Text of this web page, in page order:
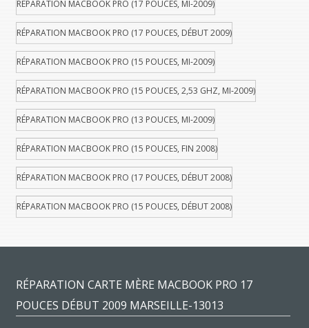
RÉPARATION MACBOOK PRO (17 POUCES, MI-2009)
RÉPARATION MACBOOK PRO (17 POUCES, DÉBUT 2009)
RÉPARATION MACBOOK PRO (15 POUCES, MI-2009)
RÉPARATION MACBOOK PRO (15 POUCES, 2,53 GHZ, MI-2009)
RÉPARATION MACBOOK PRO (13 POUCES, MI-2009)
RÉPARATION MACBOOK PRO (15 POUCES, FIN 2008)
RÉPARATION MACBOOK PRO (17 POUCES, DÉBUT 2008)
RÉPARATION MACBOOK PRO (15 POUCES, DÉBUT 2008)
RÉPARATION CARTE MÈRE MACBOOK PRO 17
POUCES DÉBUT 2009 MARSEILLE-13013